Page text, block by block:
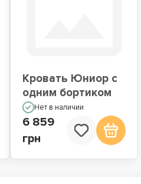
Кровать Юниор с
одним бортиком
Нет в наличии
6 859
грн